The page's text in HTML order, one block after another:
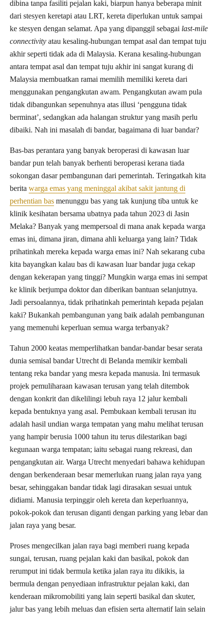
dibina tanpa fasiliti pejalan kaki, biarpun hanya beberapa minit
dari stesyen keretapi atau LRT, kereta diperlukan untuk sampai
ke stesyen dengan selamat. Apa yang dipanggil sebagai last-mile
connectivity atau kesaling-hubungan tempat asal dan tempat tuju
akhir seperti tidak ada di Malaysia. Kerana kesaling-hubungan
antara tempat asal dan tempat tuju akhir ini sangat kurang di
Malaysia membuatkan ramai memilih memiliki kereta dari
menggunakan pengangkutan awam. Pengangkutan awam pula
tidak dibangunkan sepenuhnya atas illusi ‘pengguna tidak
berminat’, sedangkan ada halangan struktur yang masih perlu
dibaiki. Nah ini masalah di bandar, bagaimana di luar bandar?
Bas-bas perantara yang banyak beroperasi di kawasan luar
bandar pun telah banyak berhenti beroperasi kerana tiada
sokongan dasar pembangunan dari pemerintah. Teringatkah kita
berita warga emas yang meninggal akibat sakit jantung di
perhentian bas menunggu bas yang tak kunjung tiba untuk ke
klinik kesihatan bersama ubatnya pada tahun 2023 di Jasin
Melaka? Banyak yang mempersoal di mana anak kepada warga
emas ini, dimana jiran, dimana ahli keluarga yang lain? Tidak
prihatinkah mereka kepada warga emas ini? Nah sekarang cuba
kita bayangkan kalau bas di kawasan luar bandar juga cekap
dengan kekerapan yang tinggi? Mungkin warga emas ini sempat
ke klinik berjumpa doktor dan diberikan bantuan selanjutnya.
Jadi persoalannya, tidak prihatinkah pemerintah kepada pejalan
kaki? Bukankah pembangunan yang baik adalah pembangunan
yang memenuhi keperluan semua warga terbanyak?
Tahun 2000 keatas memperlihatkan bandar-bandar besar serata
dunia semisal bandar Utrecht di Belanda memikir kembali
tentang reka bandar yang mesra kepada manusia. Ini termasuk
projek pemuliharaan kawasan terusan yang telah ditembok
dengan konkrit dan dikelilingi lebuh raya 12 jalur kembali
kepada bentuknya yang asal. Pembukaan kembali terusan itu
adalah hasil undian warga tempatan yang mahu melihat terusan
yang hampir berusia 1000 tahun itu terus dilestarikan bagi
kegunaan warga tempatan; iaitu sebagai ruang rekreasi, dan
pengangkutan air. Warga Utrecht menyedari bahawa kehidupan
dengan berkenderaan besar memerlukan ruang jalan raya yang
besar, sehinggakan bandar tidak lagi dirasakan sesuai untuk
didiami. Manusia terpinggir oleh kereta dan keperluannya,
pokok-pokok dan terusan diganti dengan parking yang lebar dan
jalan raya yang besar.
Proses mengecilkan jalan raya bagi memberi ruang kepada
sungai, terusan, ruang pejalan kaki dan basikal, pokok dan
rerumput ini tidak bermula ketika jalan raya itu dikikis, ia
bermula dengan penyediaan infrastruktur pejalan kaki, dan
kenderaan mikromobiliti yang lain seperti basikal dan skuter,
jalur bas yang lebih meluas dan efisien serta alternatif lain selain